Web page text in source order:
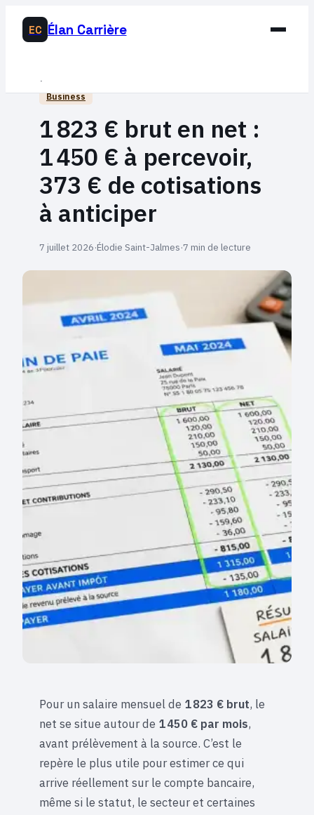
EC Élan Carrière
Business
Éducation & Emploi
Business
1 823 € brut en net :
1 450 € à percevoir,
373 € de cotisations
à anticiper
7 juillet 2026·Élodie Saint-Jalmes·7 min de lecture
Pour un salaire mensuel de 1 823 € brut, le
net se situe autour de 1 450 € par mois,
avant prélèvement à la source. C’est le
repère le plus utile pour estimer ce qui
arrive réellement sur le compte bancaire,
même si le statut, le secteur et certaines